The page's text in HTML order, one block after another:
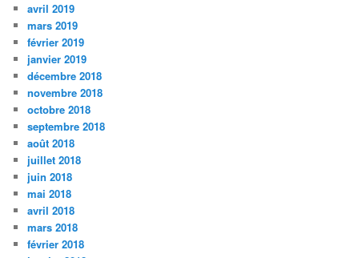
avril 2019
mars 2019
février 2019
janvier 2019
décembre 2018
novembre 2018
octobre 2018
septembre 2018
août 2018
juillet 2018
juin 2018
mai 2018
avril 2018
mars 2018
février 2018